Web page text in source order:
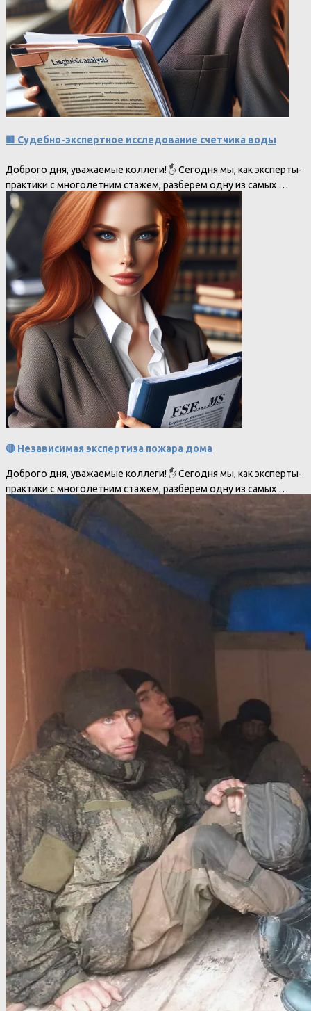
🟥 Судебно-экспертное исследование счетчика воды
Доброго дня, уважаемые коллеги! ✋ Сегодня мы, как эксперты-
практики с многолетним стажем, разберем одну из самых …
🔴 Независимая экспертиза пожара дома
Доброго дня, уважаемые коллеги! ✋ Сегодня мы, как эксперты-
практики с многолетним стажем, разберем одну из самых …